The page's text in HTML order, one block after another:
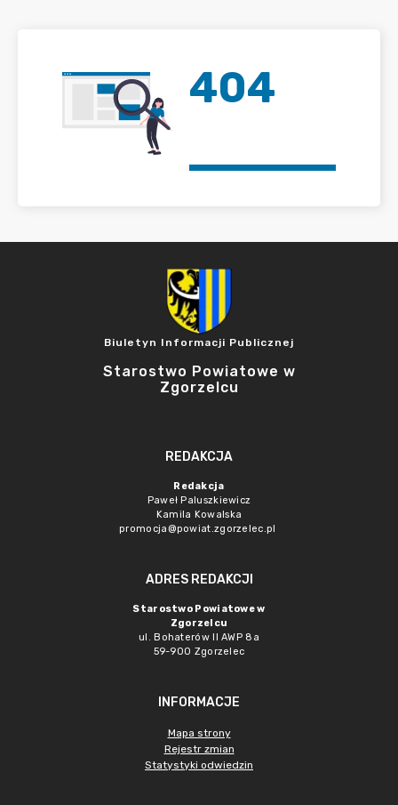
404
Biuletyn Informacji Publicznej
Starostwo Powiatowe w
Zgorzelcu
REDAKCJA
Redakcja
Paweł Paluszkiewicz
Kamila Kowalska
promocja@powiat.zgorzelec.pl
ADRES REDAKCJI
Starostwo Powiatowe w
Zgorzelcu
ul. Bohaterów II AWP 8a
59-900 Zgorzelec
INFORMACJE
Mapa strony
Rejestr zmian
Statystyki odwiedzin